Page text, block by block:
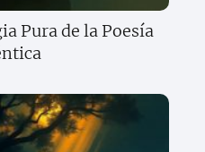
Pura de la Poesía